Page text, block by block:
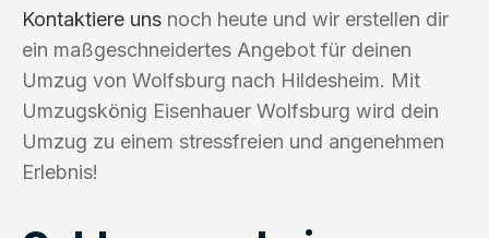
Kontaktiere uns noch heute und wir erstellen dir
ein maßgeschneidertes Angebot für deinen
Umzug von Wolfsburg nach Hildesheim. Mit
Umzugskönig Eisenhauer Wolfsburg wird dein
Umzug zu einem stressfreien und angenehmen
Erlebnis!